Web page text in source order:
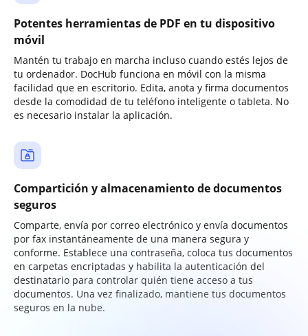
Potentes herramientas de PDF en tu dispositivo
móvil
Mantén tu trabajo en marcha incluso cuando estés lejos de
tu ordenador. DocHub funciona en móvil con la misma
facilidad que en escritorio. Edita, anota y firma documentos
desde la comodidad de tu teléfono inteligente o tableta. No
es necesario instalar la aplicación.
Compartición y almacenamiento de documentos
seguros
Comparte, envía por correo electrónico y envía documentos
por fax instantáneamente de una manera segura y
conforme. Establece una contraseña, coloca tus documentos
en carpetas encriptadas y habilita la autenticación del
destinatario para controlar quién tiene acceso a tus
documentos. Una vez finalizado, mantiene tus documentos
seguros en la nube.